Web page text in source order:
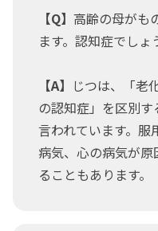
【Q】 高齢の母がも
ます。認知症でしょ
【A】 じつは、「老
の認知症」を区別
言われています。服
病気、心の病気が
ることもあります。